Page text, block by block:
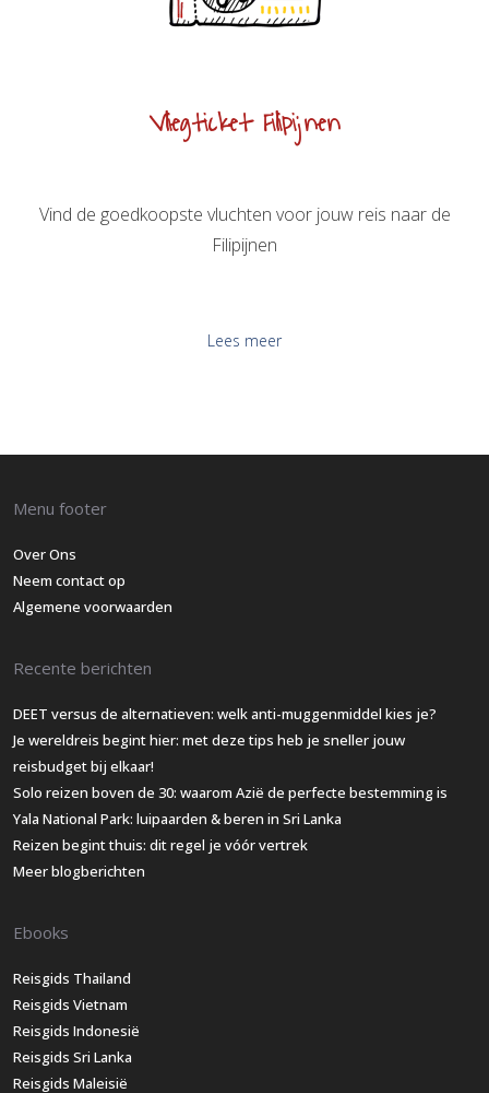
Vliegticket Filipijnen
Vind de goedkoopste vluchten voor jouw reis naar de
Filipijnen
Lees meer
Menu footer
Over Ons
Neem contact op
Algemene voorwaarden
Recente berichten
DEET versus de alternatieven: welk anti-muggenmiddel kies je?
Je wereldreis begint hier: met deze tips heb je sneller jouw
reisbudget bij elkaar!
Solo reizen boven de 30: waarom Azië de perfecte bestemming is
Yala National Park: luipaarden & beren in Sri Lanka
Reizen begint thuis: dit regel je vóór vertrek
Meer blogberichten
Ebooks
Reisgids Thailand
Reisgids Vietnam
Reisgids Indonesië
Reisgids Sri Lanka
Reisgids Maleisië